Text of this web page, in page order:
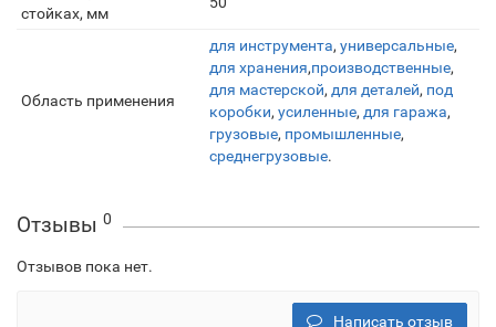
стойках, мм
Область применения
для инструмента, универсальные,
для хранения,производственные,
для мастерской, для деталей, под
коробки, усиленные, для гаража,
грузовые, промышленные,
среднегрузовые.
Отзывы 0
Отзывов пока нет.
Написать отзыв